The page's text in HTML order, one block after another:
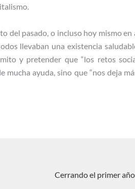
del pasado, o incluso hoy mismo
llevaban una existencia
y pretender que “los retos
ayuda, sino que “nos deja